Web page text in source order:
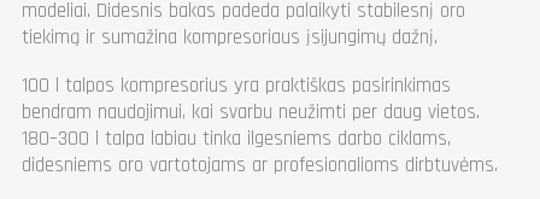
modeliai. Didesnis bakas padeda palaikyti stabilesnį oro
tiekimą ir sumažina kompresoriaus įsijungimų dažnį.
100 l talpos kompresorius yra praktiškas pasirinkimas
bendram naudojimui, kai svarbu neužimti per daug vietos.
180–300 l talpa labiau tinka ilgesniems darbo ciklams,
didesniems oro vartotojams ar profesionalioms dirbtuvėms.